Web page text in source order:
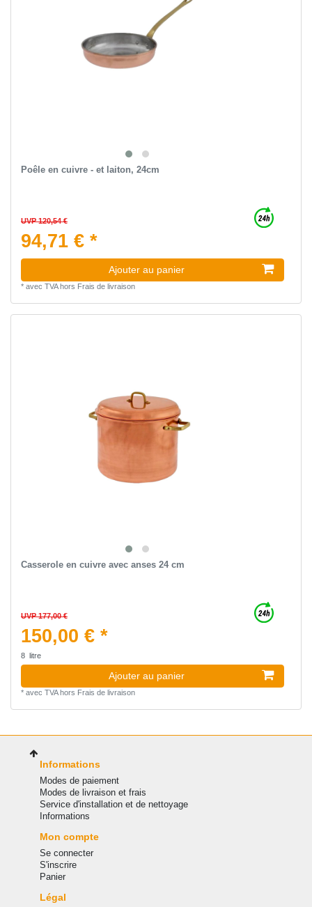
Poêle en cuivre - et laiton, 24cm
UVP 120,54 €
94,71 € *
Ajouter au panier
* avec TVAhors Frais de livraison
Casserole en cuivre avec anses 24 cm
UVP 177,00 €
150,00 € *
8 litre
Ajouter au panier
* avec TVAhors Frais de livraison
Informations
Modes de paiement
Modes de livraison et frais
Service d'installation et de nettoyage
Informations
Mon compte
Se connecter
S'inscrire
Panier
Légal